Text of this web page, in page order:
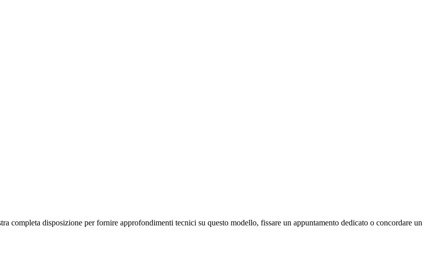
completa disposizione per fornire approfondimenti tecnici su questo modello, fissare un appuntamento dedicato o concordare un